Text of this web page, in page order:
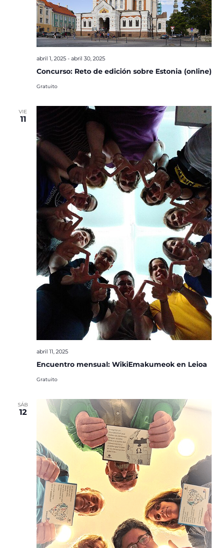
Concurso: Reto de edición sobre Estonia (online)
abril 1, 2025- abril 30, 2025
Gratuito
VIE
11
Encuentro mensual: WikiEmakumeok en Leioa
abril 11, 2025
Gratuito
SÁB
12